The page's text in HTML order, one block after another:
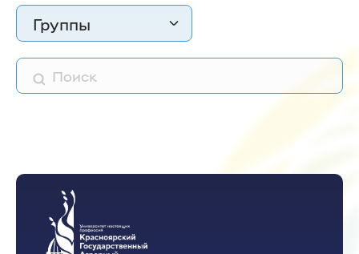
Группы